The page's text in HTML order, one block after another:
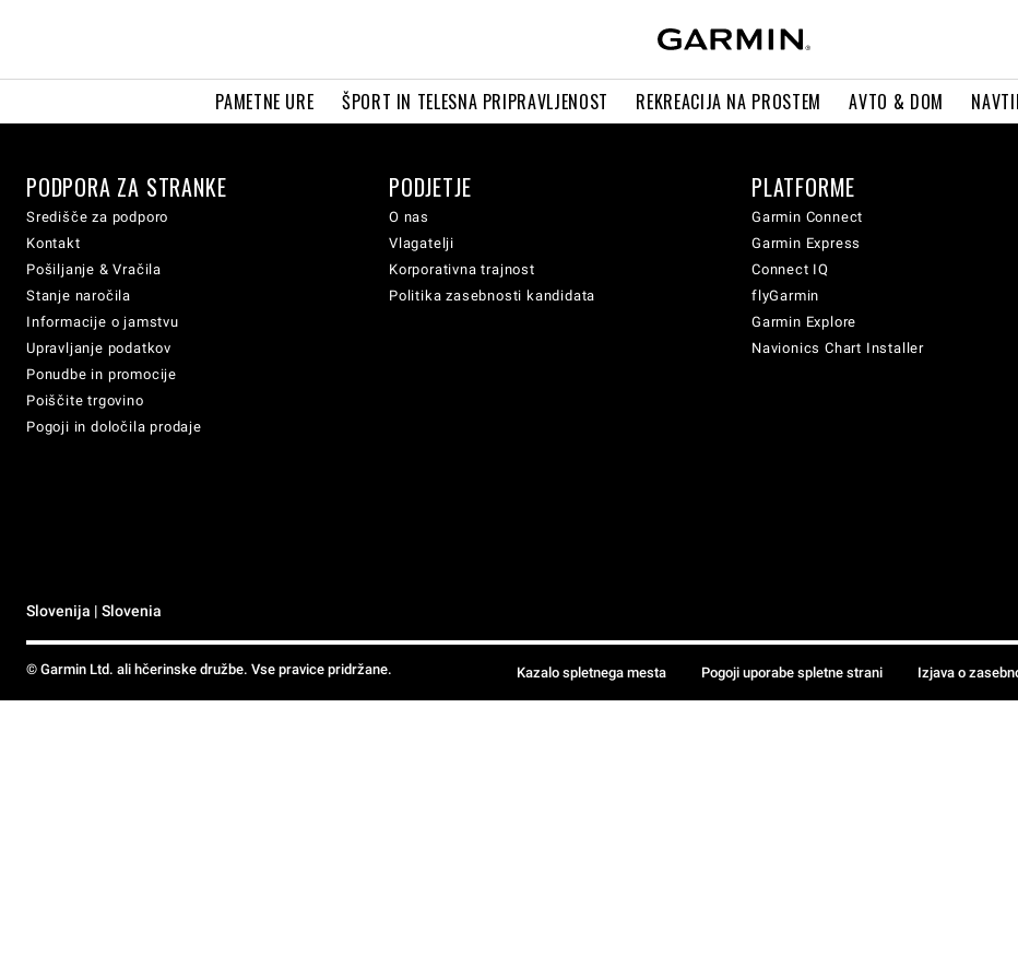
PAMETNE URE ŠPORT IN TELESNA PRIPRAVLJENOST REKREACIJA NA PROSTEM AVTO & DOM
PODPORA ZA STRANKE
Središče za podporo
Kontakt
Pošiljanje & Vračila
Stanje naročila
Informacije o jamstvu
Upravljanje podatkov
Ponudbe in promocije
Poiščite trgovino
Pogoji in določila prodaje
PODJETJE
O nas
Vlagatelji
Korporativna trajnost
Politika zasebnosti kandidata
PLATFORME
Garmin Connect
Garmin Express
Connect IQ
flyGarmin
Garmin Explore
Navionics Chart Installer
Slovenija | Slovenia
© Garmin Ltd. ali hčerinske družbe. Vse pravice pridržane. Kazalo spletnega mesta Pogoji uporabe spletne strani Izjava o